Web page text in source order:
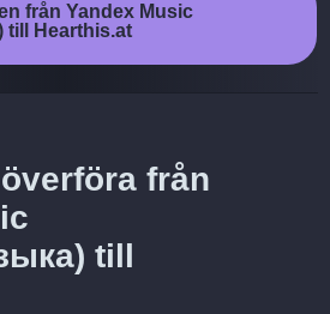
från Yandex Music
till Hearthis.at
från
till